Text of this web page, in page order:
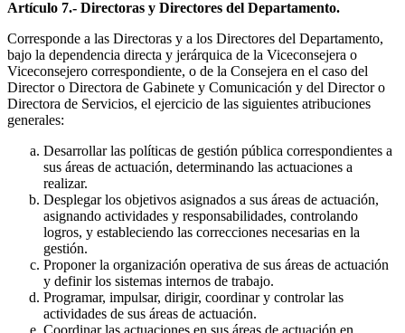
Artículo 7.- Directoras y Directores del Departamento.
Corresponde a las Directoras y a los Directores del Departamento,
bajo la dependencia directa y jerárquica de la Viceconsejera o
Viceconsejero correspondiente, o de la Consejera en el caso del
Director o Directora de Gabinete y Comunicación y del Director o
Directora de Servicios, el ejercicio de las siguientes atribuciones
generales:
Desarrollar las políticas de gestión pública correspondientes a
sus áreas de actuación, determinando las actuaciones a
realizar.
Desplegar los objetivos asignados a sus áreas de actuación,
asignando actividades y responsabilidades, controlando
logros, y estableciendo las correcciones necesarias en la
gestión.
Proponer la organización operativa de sus áreas de actuación
y definir los sistemas internos de trabajo.
Programar, impulsar, dirigir, coordinar y controlar las
actividades de sus áreas de actuación.
Coordinar las actuaciones en sus áreas de actuación en